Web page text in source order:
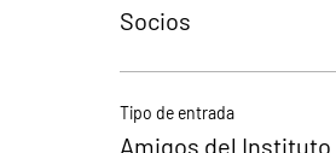
Socios
Tipo de entrada
Amigos del Instituto